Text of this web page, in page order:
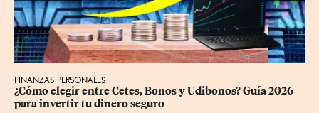
FINANZAS PERSONALES
¿Cómo elegir entre Cetes, Bonos y Udibonos? Guía 2026
para invertir tu dinero seguro